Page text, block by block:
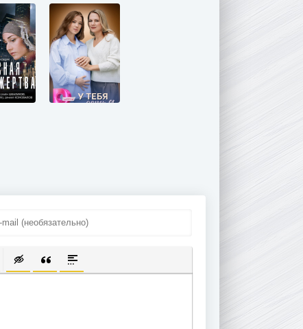
ЗАЩИЩЕННУЮ ССЫЛКУ
СМАЙЛИК
ВСТАВКА СКРЫТОГО ТЕКСТА
ВСТАВКА ЦИТАТЫ
ВСТАВКА СПОЙЛЕРА